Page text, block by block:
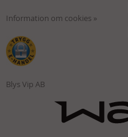
Information om cookies »
Blys Vip AB